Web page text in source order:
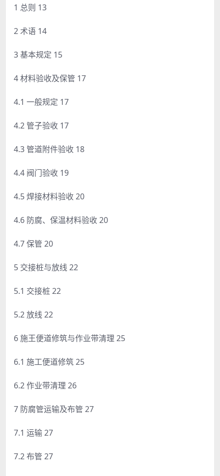
1 总则 13
2 术语 14
3 基本规定 15
4 材料验收及保管 17
4.1 一般规定 17
4.2 管子验收 17
4.3 管道附件验收 18
4.4 阀门验收 19
4.5 焊接材料验收 20
4.6 防腐、保温材料验收 20
4.7 保管 20
5 交接桩与放线 22
5.1 交接桩 22
5.2 放线 22
6 施王便道修筑与作业带清理 25
6.1 施工便道修筑 25
6.2 作业带清理 26
7 防腐管运输及布管 27
7.1 运输 27
7.2 布管 27